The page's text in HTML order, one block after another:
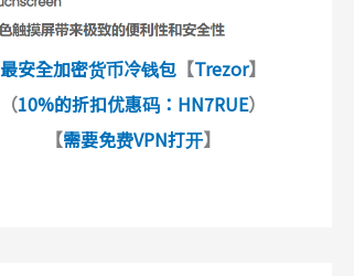
最安全加密货币冷钱包【Trezor】
（10%的折扣优惠码：HN7RUE）
【需要免费VPN打开】